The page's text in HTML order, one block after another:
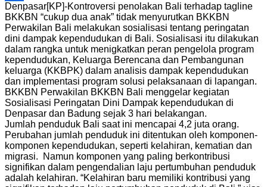
Share
Denpasar[KP]-Kontroversi penolakan Bali terhadap tagline
BKKBN “cukup dua anak” tidak menyurutkan BKKBN
Perwakilan Bali melakukan sosialisasi tentang peringatan
dini dampak kependudukan di Bali. Sosialisasi itu dilakukan
dalam rangka untuk menigkatkan peran pengelola program
kependudukan, Keluarga Berencana dan Pembangunan
keluarga (KKBPK) dalam analisis dampak kependudukan
dan implementasi program solusi pelaksanaan di lapangan.
BKKBN Perwakilan BKKBN Bali menggelar kegiatan
Sosialisasi Peringatan Dini Dampak kependudukan di
Denpasar dan Badung sejak 3 hari belakangan.
Jumlah penduduk Bali saat ini mencapai 4,2 juta orang.
Perubahan jumlah penduduk ini ditentukan oleh komponen-
komponen kependudukan, seperti kelahiran, kematian dan
migrasi. Namun komponen yang paling berkontribusi
signifikan dalam pengendalian laju pertumbuhan penduduk
adalah kelahiran. “Kelahiran baru memiliki kontribusi yang